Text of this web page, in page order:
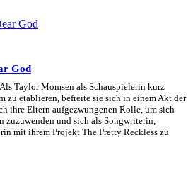
God
Taylor Momsen als Schauspielerin kurz
zu etablieren, befreite sie sich in einem Akt der
ihre Eltern aufgezwungenen Rolle, um sich
zuzuwenden und sich als Songwriterin,
mit ihrem Projekt The Pretty Reckless zu